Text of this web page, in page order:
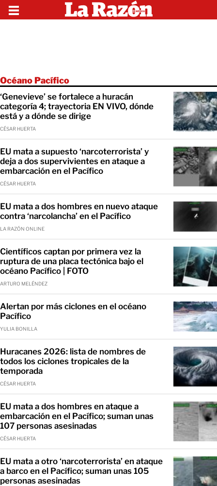
Océano Pacífico
‘Genevieve’ se fortalece a huracán
categoría 4; trayectoria EN VIVO, dónde
está y a dónde se dirige
CÉSAR HUERTA
EU mata a supuesto ‘narcoterrorista’ y
deja a dos supervivientes en ataque a
embarcación en el Pacífico
CÉSAR HUERTA
EU mata a dos hombres en nuevo ataque
contra ‘narcolancha’ en el Pacífico
LA RAZÓN ONLINE
Científicos captan por primera vez la
ruptura de una placa tectónica bajo el
océano Pacífico | FOTO
ARTURO MELÉNDEZ
Alertan por más ciclones en el océano
Pacífico
YULIA BONILLA
Huracanes 2026: lista de nombres de
todos los ciclones tropicales de la
temporada
CÉSAR HUERTA
EU mata a dos hombres en ataque a
embarcación en el Pacífico; suman unas
107 personas asesinadas
CÉSAR HUERTA
EU mata a otro ‘narcoterrorista’ en ataque
a barco en el Pacífico; suman unas 105
personas asesinadas